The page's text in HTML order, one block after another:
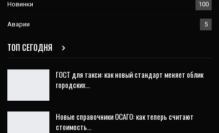
Новинки 100
Аварии 5
ТОП СЕГОДНЯ
ГОСТ для такси: как новый стандарт меняет облик
городских…
Новые справочники ОСАГО: как теперь считают
стоимость…